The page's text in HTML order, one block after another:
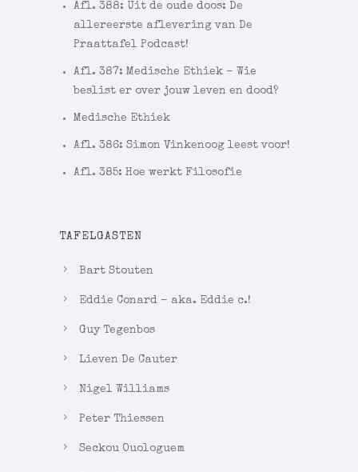
Afl. 388: Uit de oude doos: De
allereerste aflevering van De
Praattafel Podcast!
Afl. 387: Medische Ethiek – Wie
beslist er over jouw leven en dood?
Medische Ethiek
Afl. 386: Simon Vinkenoog leest voor!
Afl. 385: Hoe werkt Filosofie
TAFELGASTEN
Bart Stouten
Eddie Conard – aka. Eddie c.!
Guy Tegenbos
Lieven De Cauter
Nigel Williams
Peter Thiessen
Seckou Ouologuem